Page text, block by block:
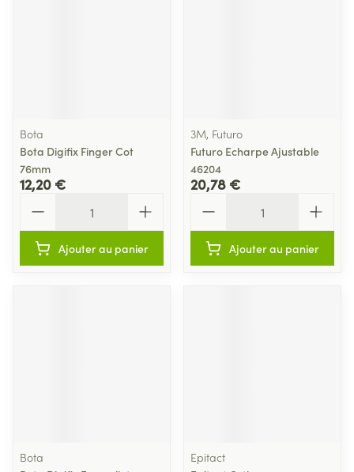
Bota
Bota Digifix Finger Cot
76mm
12,20 €
Ajouter au panier
3M, Futuro
Futuro Echarpe Ajustable
46204
20,78 €
Ajouter au panier
Bota
Epitact